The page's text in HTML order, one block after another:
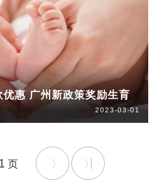
惠 广州新政策奖励生育
2023-03-01
1